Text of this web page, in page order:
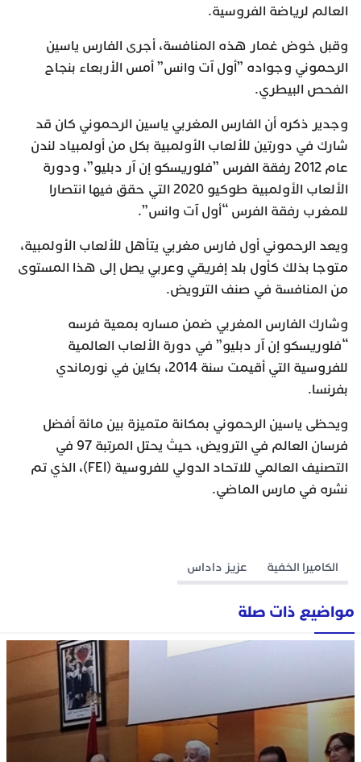
العالم لرياضة الفروسية.
وقبل خوض غمار هذه المنافسة، أجرى الفارس ياسين
الرحموني وجواده ”أول آت وانس” أمس الأربعاء بنجاح
الفحص البيطري.
وجدير ذكره أن الفارس المغربي ياسين الرحموني كان قد
شارك في دورتين للألعاب الأولمبية بكل من أولمبياد لندن
عام 2012 رفقة الفرس ”فلوريسكو إن آر دبليو”، ودورة
الألعاب الأولمبية طوكيو 2020 التي حقق فيها انتصارا
للمغرب رفقة الفرس “أول آت وانس”.
ويعد الرحموني أول فارس مغربي يتأهل للألعاب الأولمبية،
متوجا بذلك كأول بلد إفريقي وعربي يصل إلى هذا المستوى
من المنافسة في صنف الترويض.
وشارك الفارس المغربي ضمن مساره بمعية فرسه
“فلوريسكو إن آر دبليو” في دورة الألعاب العالمية
للفروسية التي أقيمت سنة 2014، بكاين في نورماندي
بفرنسا.
ويحظى ياسين الرحموني بمكانة متميزة بين مائة أفضل
فرسان العالم في الترويض، حيث يحتل المرتبة 97 في
التصنيف العالمي للاتحاد الدولي للفروسية (FEI)، الذي تم
نشره في مارس الماضي.
الكاميرا الخفية عزيز داداس
مواضيع ذات صلة